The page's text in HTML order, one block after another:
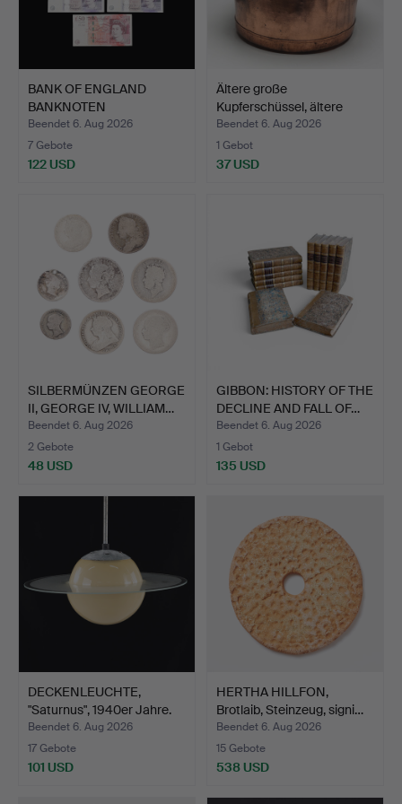
BANK OF ENGLAND
BANKNOTEN
AUSGEGEBEN UNTER…
Beendet 6. Aug 2026
7 Gebote
122 USD
Ältere große
Kupferschüssel, ältere
Repara…
Beendet 6. Aug 2026
1 Gebot
37 USD
SILBERMÜNZEN GEORGE
II, GEORGE IV, WILLIAM…
Beendet 6. Aug 2026
2 Gebote
48 USD
GIBBON: HISTORY OF THE
DECLINE AND FALL OF…
Beendet 6. Aug 2026
1 Gebot
135 USD
DECKENLEUCHTE,
"Saturnus", 1940er Jahre.
Beendet 6. Aug 2026
17 Gebote
101 USD
HERTHA HILLFON,
Brotlaib, Steinzeug, signi…
Beendet 6. Aug 2026
15 Gebote
538 USD